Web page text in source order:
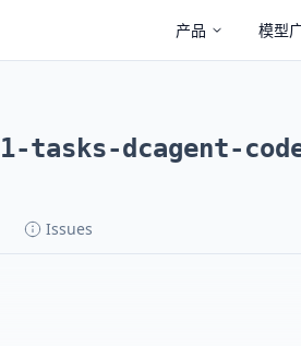
产品 模型
tasks-dcagent-
Issues